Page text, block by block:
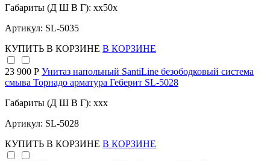
Габариты (Д Ш В Г): xx50x
Артикул: SL-5035
КУПИТЬ В КОРЗИНЕ В КОРЗИНЕ
23 900 Р Унитаз напольный SantiLine безободковый система
смыва Торнадо арматура Геберит SL-5028
Габариты (Д Ш В Г): xxx
Артикул: SL-5028
КУПИТЬ В КОРЗИНЕ В КОРЗИНЕ